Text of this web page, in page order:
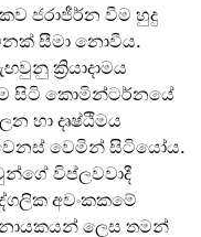
ජරාජීර්න වීම හුදු
සීමා නොවීය.
ක්‍රියාදාමය
සිටි කොමින්ටර්නයේ
හා දෘෂ්ඨිමය
වෙමින් සිටියෝය.
විප්ලවවාදී
අවංකකමේ
ලෙස තමන්